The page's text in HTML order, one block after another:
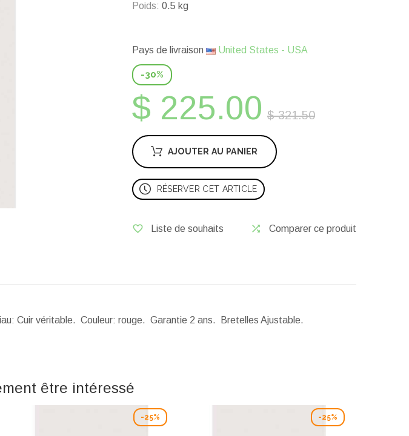
Poids: 0.5 kg
Pays de livraison United States - USA
-30%
$ 225.00 $ 321.50
AJOUTER AU PANIER
RÉSERVER CET ARTICLE
Liste de souhaits Comparer ce produit
Cuir véritable. Couleur: rouge. Garantie 2 ans. Bretelles Ajustable.
être intéressé
-25% -25%